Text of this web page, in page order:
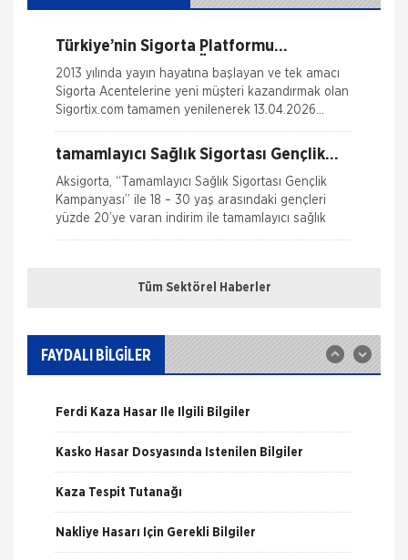
Türkiye’nin Sigorta Platformu
Sigortix.com 2000 Üye Sigorta
Acentesi ile Yenilendi
2013 yılında yayın hayatına başlayan ve tek amacı
Sigorta Acentelerine yeni müşteri kazandırmak olan
Sigortix.com tamamen yenilenerek 13.04.2026
tarihinde yüksek teknolojik altyapıs
tamamlayıcı Sağlık Sigortası Gençlik
Kampanyası
Aksigorta, “Tamamlayıcı Sağlık Sigortası Gençlik
Kampanyası” ile 18 – 30 yaş arasındaki gençleri
yüzde 20’ye varan indirim ile tamamlayıcı sağlık
zenginmisiniz
Araçların ve onarım maliyetlerinin bu kadar yüksek
HDI SİGORTA
kategorisinde bronz ödülün sahibi oldu!
Sigorta Sektöründe inovasyon
Sigorta Haftası kapsamında gerçekleştirilen VI.
Ulusal Sigorta Sempozyumu, T.C. Başbakanlık
Hazine Müsteşarlığı, Türkiye Odalar ve Borsalar
Tüm Sektörel Haberler
FAYDALI BİLGİLER
ONLİNE Dask Prim Hesaplama
Trafik Hasarı için Gerekli Bilgiler
Yangın Hasarı ile ilgili Bilgiler
Ferdi Kaza Hasar İle İlgili Bilgiler
Kasko Hasar Dosyasında İstenilen Bilgiler
Kaza Tespit Tutanağı
Nakliye Hasarı İçin Gerekli Bilgiler